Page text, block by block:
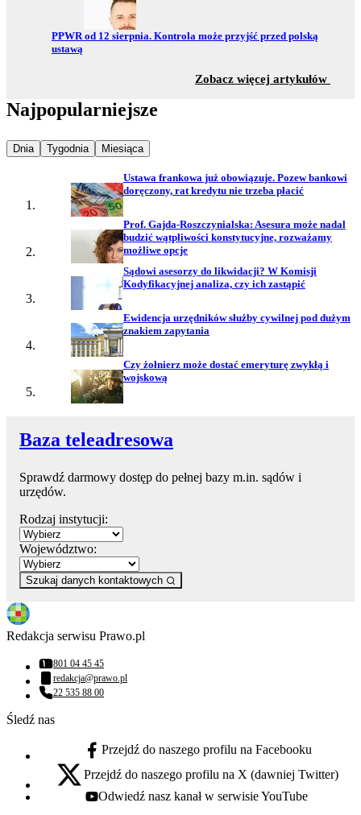
Przejdź do:
PPWR od 12 sierpnia. Kontrola może przyjść przed polską
ustawą
Zobacz więcej artykułów
Najpopularniejsze
Najpopularniejsze wiadomości z
Dnia Najpopularniejsze wiadomości z
Tygodnia Najpopularniejsze wiadomości z
Miesiąca
Ustawa frankowa już obowiązuje. Pozew bankowi
doręczony, rat kredytu nie trzeba płacić
Prof. Gajda-Roszczynialska: Asesura może nadal
budzić wątpliwości konstytucyjne, rozważamy
możliwe opcje
Sądowi asesorzy do likwidacji? W Komisji
Kodyfikacyjnej analiza, czy ich zastąpić
Ewidencja urzędników służby cywilnej pod dużym
znakiem zapytania
Czy żołnierz może dostać emeryturę zwykłą i
wojskową
Baza teleadresowa
Sprawdź darmowy dostęp do pełnej bazy m.in. sądów i
urzędów.
Rodzaj instytucji:
Województwo:
Szukaj danych kontaktowych
Redakcja serwisu Prawo.pl
Numer telefonu:
801 04 45 45
Adres email:
redakcja@prawo.pl
Numer telefonu:
22 535 88 00
Śledź nas
facebook - otwiera się w nowej karcie
Przejdź do naszego profilu na Facebooku
x - otwiera się w nowej karcie
Przejdź do naszego profilu na X (dawniej Twitter)
youtube - otwiera się w nowej karcie
Odwiedź nasz kanał w serwisie YouTube